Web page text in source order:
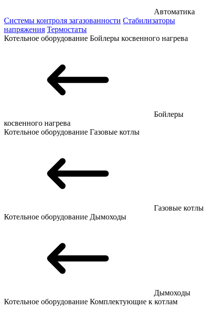
Автоматика
Системы контроля загазованности Стабилизаторы
напряжения Термостаты
Котельное оборудование Бойлеры косвенного нагрева
Бойлеры
косвенного нагрева
Котельное оборудование Газовые котлы
Газовые котлы
Котельное оборудование Дымоходы
Дымоходы
Котельное оборудование Комплектующие к котлам